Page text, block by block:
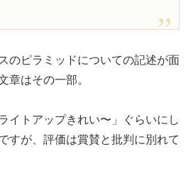
のピラミッドについての記述が面
章はその一部。
イトアップきれい〜」ぐらいにし
すが、評価は賞賛と批判に別れて